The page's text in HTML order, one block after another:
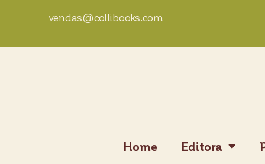
vendas@collibooks.com
Home Editora